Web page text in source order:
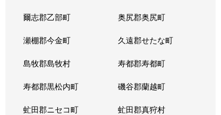
爾志郡乙部町 奥尻郡奥尻町
瀬棚郡今金町 久遠郡せたな町
島牧郡島牧村 寿都郡寿都町
寿都郡黒松内町 磯谷郡蘭越町
虻田郡ニセコ町 虻田郡真狩村